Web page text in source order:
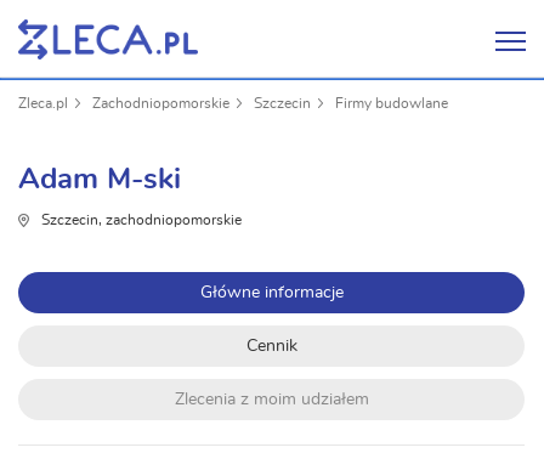
Zleca.pl Zachodniopomorskie Szczecin Firmy budowlane
Adam M-ski
Szczecin, zachodniopomorskie
Główne informacje
Cennik
Zlecenia z moim udziałem